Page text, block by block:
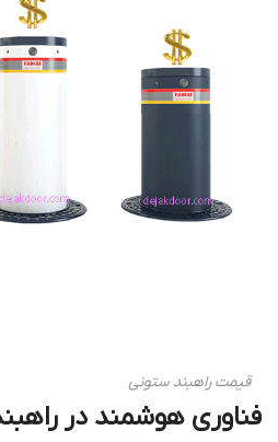
قیمت راهبند ستونی
فناوری هوشمند در